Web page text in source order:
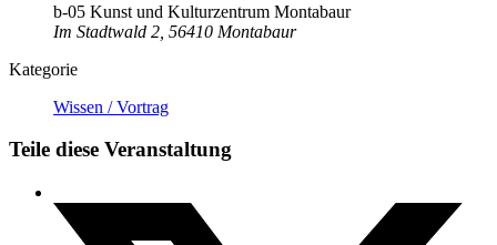
b-05 Kunst und Kulturzentrum Montabaur
Im Stadtwald 2, 56410 Montabaur
Kategorie
Wissen / Vortrag
Teile diese Veranstaltung